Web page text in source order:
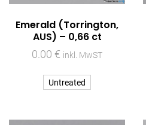
Emerald (Torrington,
AUS) – 0,66 ct
0.00 € inkl. MwST
Untreated